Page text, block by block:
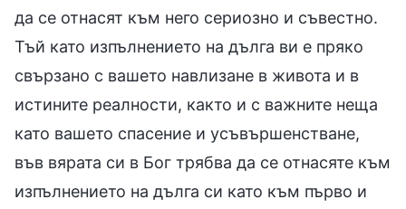
да се отнасят към него сериозно и съвестно.
Тъй като изпълнението на дълга ви е пряко
свързано с вашето навлизане в живота и в
истините реалности, както и с важните неща
като вашето спасение и усъвършенстване,
във вярата си в Бог трябва да се отнасяте към
изпълнението на дълга си като към първо и